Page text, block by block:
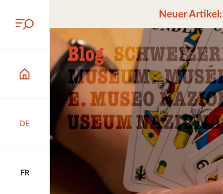
DE
FR
Neuer Artikel: